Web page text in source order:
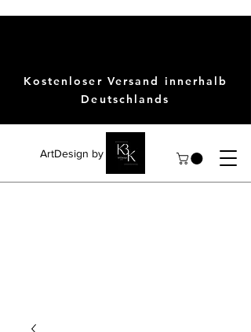
ArtDesign by KBK
Kostenloser Versand innerhalb
Deutschlands